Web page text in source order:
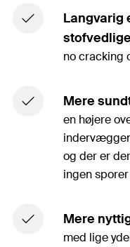
Langvarig
no cracking
Mere
en højere
og der er
ingen
Mere
med lige